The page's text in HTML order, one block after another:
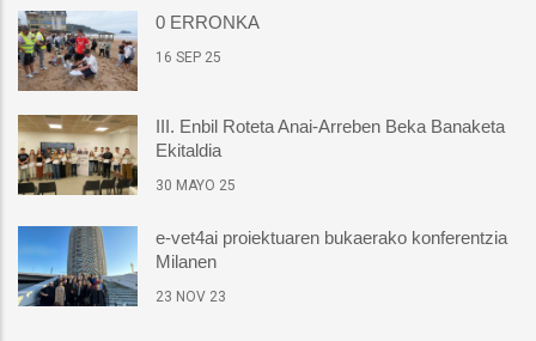
0 ERRONKA
16 SEP 25
III. Enbil Roteta Anai-Arreben Beka Banaketa
Ekitaldia
30 MAYO 25
e-vet4ai proiektuaren bukaerako konferentzia
Milanen
23 NOV 23